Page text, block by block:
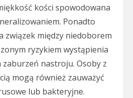
kości spowodowana
Ponadto
związek między niedoborem
ryzykiem wystąpienia
nastroju. Osoby z
mogą również zauważyć
lub bakteryjne.